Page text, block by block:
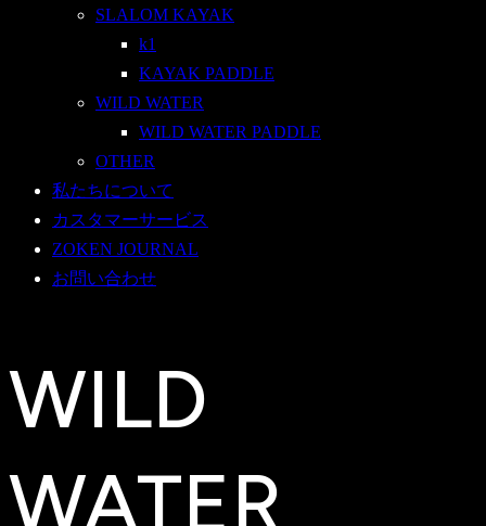
SLALOM KAYAK
k1
KAYAK PADDLE
WILD WATER
WILD WATER PADDLE
OTHER
私たちについて
カスタマーサービス
ZOKEN JOURNAL
お問い合わせ
WILD
WATER